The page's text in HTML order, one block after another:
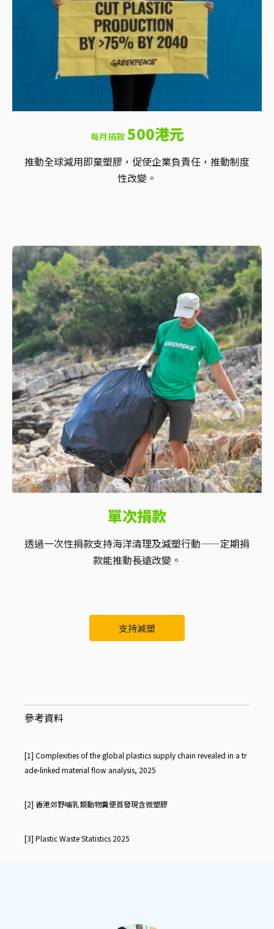
每月捐款 500港元
推動全球減用即棄塑膠，促使企業負責任，推動制度
性改變。
單次捐款
透過一次性捐款支持海洋清理及減塑行動——定期捐
款能推動長遠改變。
支持減塑
參考資料
[1] Complexities of the global plastics supply chain revealed in a tr
ade-linked material flow analysis, 2025
[2] 香港郊野哺乳類動物糞便首發現含微塑膠
[3] Plastic Waste Statistics 2025